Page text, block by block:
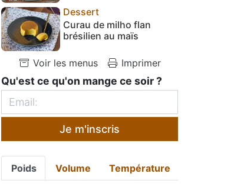
Dessert
Curau de milho flan
brésilien au maïs
Voir les menus Imprimer
Qu'est ce qu'on mange ce soir ?
Je m'inscris
Poids Volume Température